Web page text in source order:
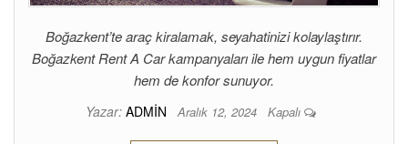
Boğazkent’te araç kiralamak, seyahatinizi kolaylaştırır.
Boğazkent Rent A Car kampanyaları ile hem uygun fiyatlar
hem de konfor sunuyor.
Yazar: ADMIN Aralık 12, 2024 Kapalı